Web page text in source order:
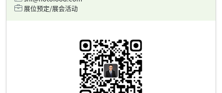
展位预定/展会活动